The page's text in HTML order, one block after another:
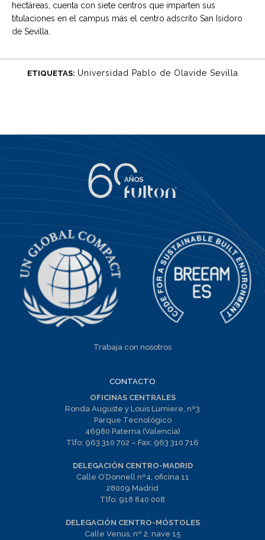
hectáreas, cuenta con siete centros que imparten sus
titulaciones en el campus más el centro adscrito San Isidoro
de Sevilla.
ETIQUETAS: Universidad Pablo de Olavide Sevilla
Trabaja con nosotros
CONTACTO
OFICINAS CENTRALES
Ronda Auguste y Louis Lumiere, nº3
Parque Tecnológico
46980 Paterna (Valencia)
Tlfo: 963 310 702 – Fax: 963 310 716
DELEGACIÓN CENTRO-MADRID
Calle O’Donnell nº4, oficina 11
28009 Madrid
Tlfo: 918 840 008
DELEGACIÓN CENTRO-MÓSTOLES
Calle Venus, nº 2, nave 15